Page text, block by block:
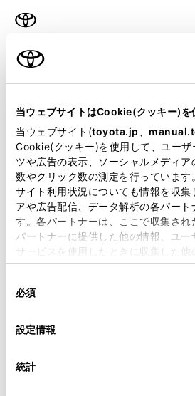
当ウェブサイトはCookie(クッキー)を
当ウェブサイト(toyota.jp
Cookie(クッキー)を使用して、ユーザ
ツや広告の表示、ソーシャルメディア
数やクリック数の測定を行っています
サイト利用状況についても情報を収集
アや広告配信、データ解析の各パート
す。各パートナーは、ここで収集され
パートナーに提供した他の情報、ユー
サービスを使用したときに収集した他
使用することがあります。当ウェブ
デバイスにすべてのCookie(クッキー)
意したことになります。Cookie(クッ
設定の変更、同意を撤回したりする
「Cookie（クッキー）情報の取り扱い
必須
設定情報
統計
ラインアップ
見積りシミュレーシ
見積りシミュレーショ
正常に取得できません
詳しくは販売店までお
い。
（2-7-4）
見積りシミュレーシ